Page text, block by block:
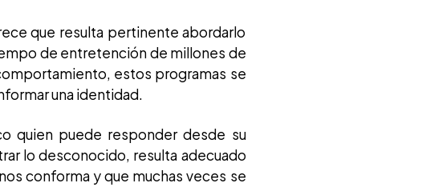
que resulta pertinente abordarlo
de entretención de millones de
estos programas se
una identidad.
quien puede responder desde su
lo desconocido, resulta adecuado
conforma y que muchas veces se